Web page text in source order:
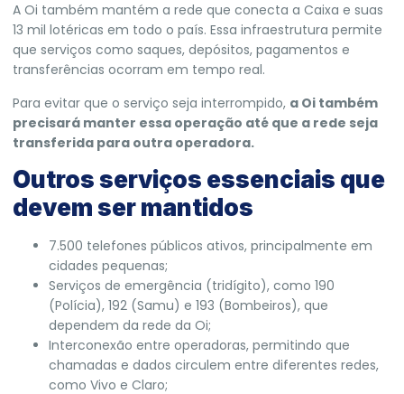
A Oi também mantém a rede que conecta a Caixa e suas
13 mil lotéricas em todo o país. Essa infraestrutura permite
que serviços como saques, depósitos, pagamentos e
transferências ocorram em tempo real.
Para evitar que o serviço seja interrompido, a Oi também
precisará manter essa operação até que a rede seja
transferida para outra operadora.
Outros serviços essenciais que
devem ser mantidos
7.500 telefones públicos ativos, principalmente em
cidades pequenas;
Serviços de emergência (tridígito), como 190
(Polícia), 192 (Samu) e 193 (Bombeiros), que
dependem da rede da Oi;
Interconexão entre operadoras, permitindo que
chamadas e dados circulem entre diferentes redes,
como Vivo e Claro;